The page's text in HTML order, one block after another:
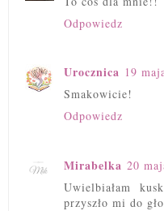
Odpowiedz
Urocznica 19
Smakowicie!
Odpowiedz
Mirabelka 20
Uwielbiałam
przyszło mi do